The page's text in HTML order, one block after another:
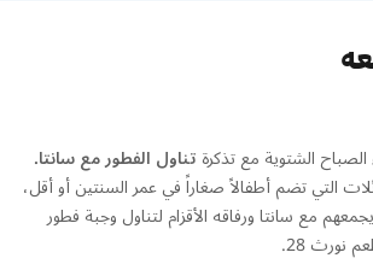
الشتوية مع تذكرة تناول الفطور مع سانتا.
التي تضم أطفالاً صغاراً في عمر السنتين أو أقل،
مع سانتا ورفاقه الأقزام لتناول وجبة فطور
نورث 28.